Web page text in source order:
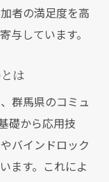
者の満足度を高
与しています。
は
群馬県のコミュ
礎から応用技
バインドロック
ます。これによ